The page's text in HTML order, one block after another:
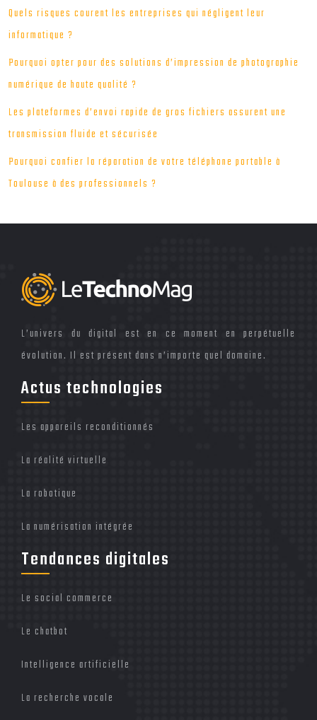
Quels risques courent les entreprises qui négligent leur
informatique ?
Pourquoi opter pour des solutions d’impression de photographie
numérique de haute qualité ?
Les plateformes d’envoi rapide de gros fichiers assurent une
transmission fluide et sécurisée
Pourquoi confier la réparation de votre téléphone portable à
Toulouse à des professionnels ?
L’univers du digital est en ce moment en perpétuelle
évolution. Il est présent dans n’importe quel domaine.
Actus technologies
Les appareils reconditionnés
La réalité virtuelle
La robotique
La numérisation intégrée
Tendances digitales
Le social commerce
Le chatbot
Intelligence artificielle
La recherche vocale